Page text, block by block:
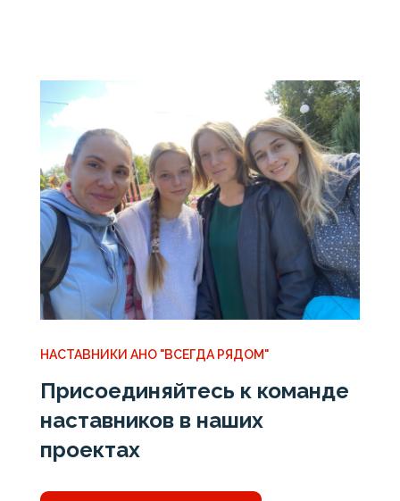
НАСТАВНИКИ АНО "ВСЕГДА РЯДОМ"
Присоединяйтесь к команде
наставников в наших
проектах